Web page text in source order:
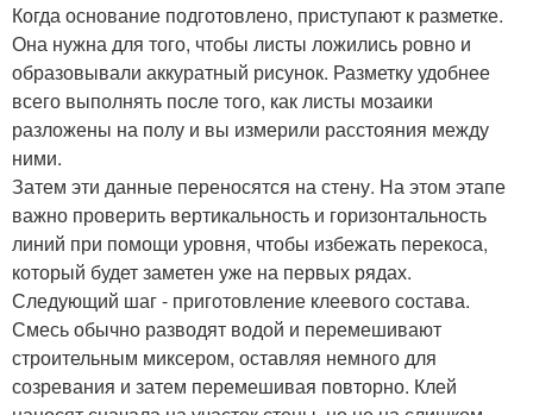
Когда основание подготовлено, приступают к разметке.
Она нужна для того, чтобы листы ложились ровно и
образовывали аккуратный рисунок. Разметку удобнее
всего выполнять после того, как листы мозаики
разложены на полу и вы измерили расстояния между
ними.
Затем эти данные переносятся на стену. На этом этапе
важно проверить вертикальность и горизонтальность
линий при помощи уровня, чтобы избежать перекоса,
который будет заметен уже на первых рядах.
Следующий шаг - приготовление клеевого состава.
Смесь обычно разводят водой и перемешивают
строительным миксером, оставляя немного для
созревания и затем перемешивая повторно. Клей